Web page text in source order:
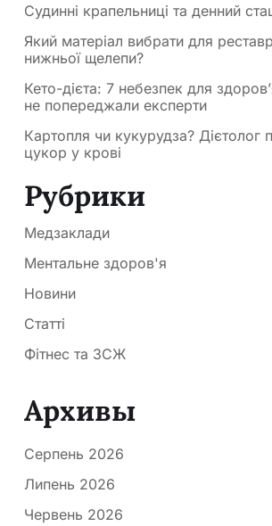
Судинні крапельниці та денний
Який матеріал вибрати для
нижньої щелепи?
Кето-дієта: 7 небезпек для
не попереджали експерти
Картопля чи кукурудза? Дієтолог
цукор у крові
Рубрики
Медзаклади
Ментальне здоров'я
Новини
Статті
Фітнес та ЗСЖ
Архивы
Серпень 2026
Липень 2026
Червень 2026